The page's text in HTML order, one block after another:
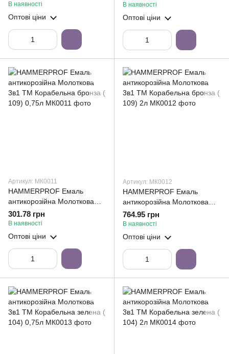
106) 0,75л
В наявності
Оптові ціни
106) 2л
В наявності
Оптові ціни
Артикул: МК0011
HAMMERPROF Емаль
антикорозійна Молоткова
3в1 ТМ Корабельна бронза (
109) 0,75л
301.78 грн
В наявності
Оптові ціни
Артикул: МК0012
HAMMERPROF Емаль
антикорозійна Молоткова
3в1 ТМ Корабельна бронза (
109) 2л
764.95 грн
В наявності
Оптові ціни